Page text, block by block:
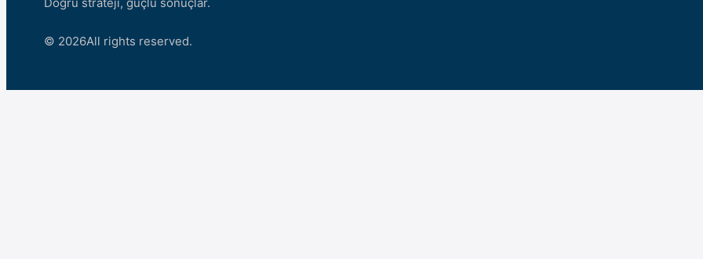
© 2026All rights reserved.